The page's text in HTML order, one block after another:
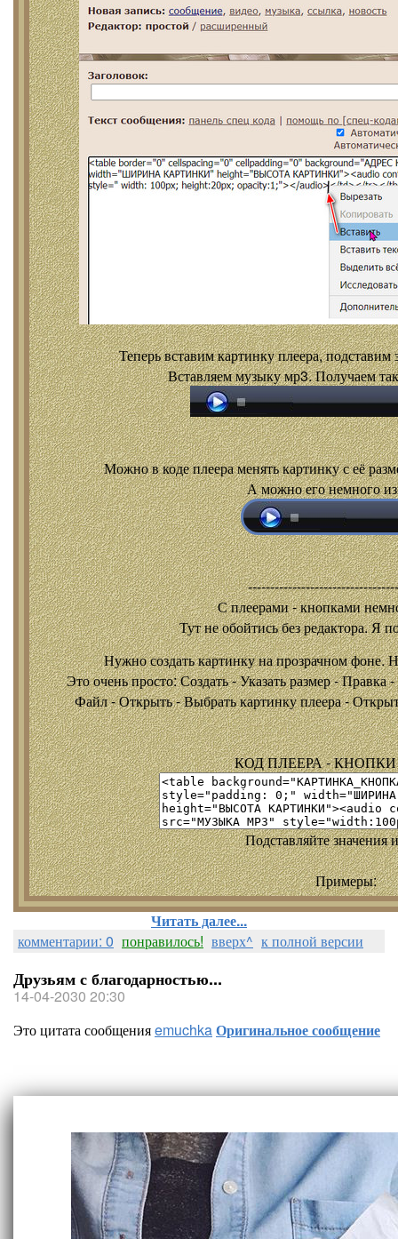
Теперь вставим картинку плеера, подставим
Вставляем музыку мр3. Получаем
Можно в коде плеера менять картинку с её
А можно его немного
С плеерами - кнопками
Тут не обойтись без редактора. Я
Нужно создать картинку на прозрачном фоне.
Это очень просто: Создать - Указать размер -
Файл - Открыть - Выбрать картинку плеера -
КОД ПЛЕЕРА - КНОПКИ
Подставляйте значения
Примеры:
Читать далее...
комментарии: 0 понравилось! вверх^ к полной версии
Друзьям с благодарностью...
14-04-2030 20:30
Это цитата сообщенияemuchkaОригинальное сообщение